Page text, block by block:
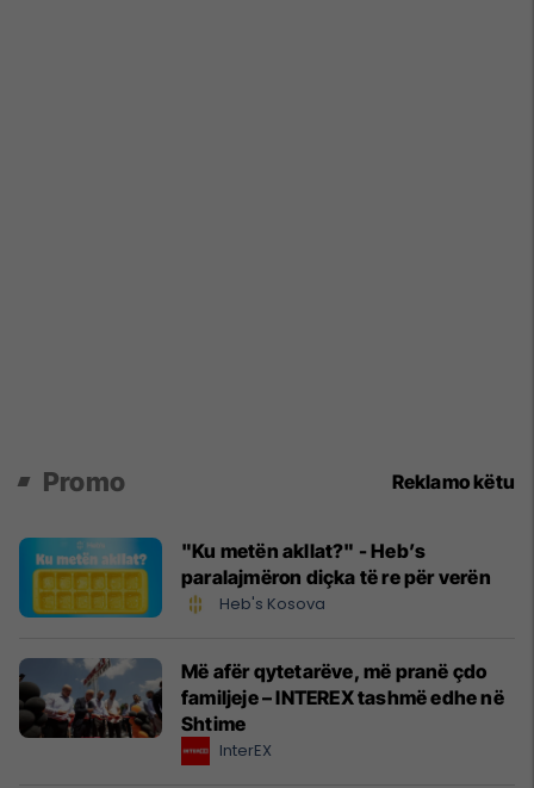
Promo Reklamo këtu
"Ku metën akllat?" - Heb’s
paralajmëron diçka të re për verën
Heb's Kosova
Më afër qytetarëve, më pranë çdo
familjeje – INTEREX tashmë edhe në
Shtime
InterEX